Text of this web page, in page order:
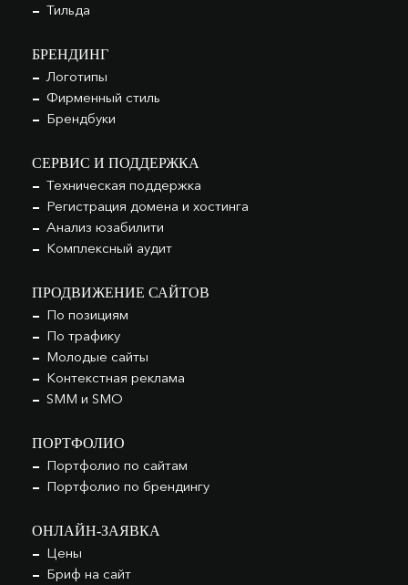
Тильда
БРЕНДИНГ
Логотипы
Фирменный стиль
Брендбуки
СЕРВИС И ПОДДЕРЖКА
Техническая поддержка
Регистрация домена и хостинга
Анализ юзабилити
Комплексный аудит
ПРОДВИЖЕНИЕ САЙТОВ
По позициям
По трафику
Молодые сайты
Контекстная реклама
SMM и SMO
ПОРТФОЛИО
Портфолио по сайтам
Портфолио по брендингу
ОНЛАЙН-ЗАЯВКА
Цены
Бриф на сайт